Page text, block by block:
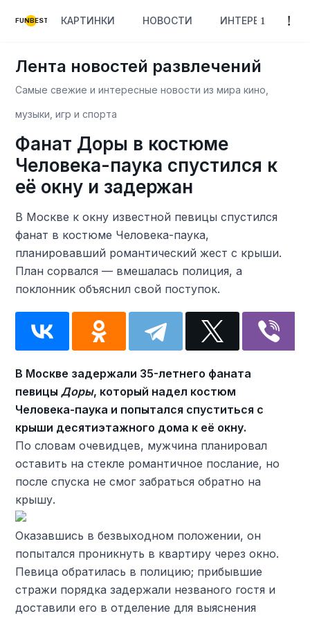
FUNBEST КАРТИНКИ НОВОСТИ ИНТЕРЕСНОЕ
Лента новостей развлечений
Самые свежие и интересные новости из мира кино,
музыки, игр и спорта
Фанат Доры в костюме
Человека-паука спустился к
её окну и задержан
В Москве к окну известной певицы спустился
фанат в костюме Человека-паука,
планировавший романтический жест с крыши.
План сорвался — вмешалась полиция, а
поклонник объяснил свой поступок.
В Москве задержали 35-летнего фаната
певицыДоры, который надел костюм
Человека-паука и попытался спуститься с
крыши десятиэтажного дома к её окну.
По словам очевидцев, мужчина планировал
оставить на стекле романтичное послание, но
после спуска не смог забраться обратно на
крышу.
Оказавшись в безвыходном положении, он
попытался проникнуть в квартиру через окно.
Певица обратилась в полицию; прибывшие
стражи порядка задержали незваного гостя и
доставили его в отделение для выяснения